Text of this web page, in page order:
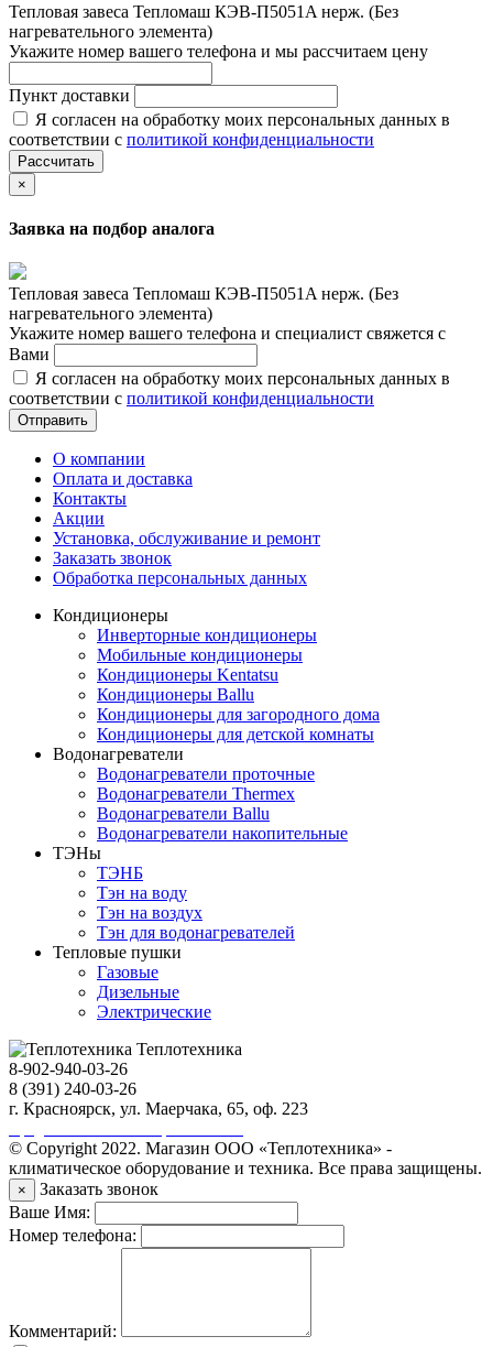
Тепловая завеса Тепломаш КЭВ-П5051A нерж. (Без
нагревательного элемента)
Укажите номер вашего телефона и мы рассчитаем цену
Пункт доставки
Я согласен на обработку моих персональных данных в
соответствии с политикой конфиденциальности
Рассчитать
×
Заявка на подбор аналога
Тепловая завеса Тепломаш КЭВ-П5051A нерж. (Без
нагревательного элемента)
Укажите номер вашего телефона и специалист свяжется с
Вами
Я согласен на обработку моих персональных данных в
соответствии с политикой конфиденциальности
Отправить
О компании
Оплата и доставка
Контакты
Акции
Установка, обслуживание и ремонт
Заказать звонок
Обработка персональных данных
Кондиционеры
Инверторные кондиционеры
Мобильные кондиционеры
Кондиционеры Kentatsu
Кондиционеры Ballu
Кондиционеры для загородного дома
Кондиционеры для детской комнаты
Водонагреватели
Водонагреватели проточные
Водонагреватели Thermex
Водонагреватели Ballu
Водонагреватели накопительные
ТЭНы
ТЭНБ
Тэн на воду
Тэн на воздух
Тэн для водонагревателей
Тепловые пушки
Газовые
Дизельные
Электрические
Теплотехника
8-902-940-03-26
8 (391) 240-03-26
г. Красноярск, ул. Маерчака, 65, оф. 223
© Copyright 2022. Магазин ООО «Теплотехника» -
климатическое оборудование и техника. Все права защищены.
×
Заказать звонок
Ваше Имя:
Номер телефона:
Комментарий: